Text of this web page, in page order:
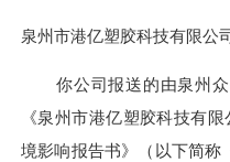
泉州市港亿塑胶科技有限公
你公司报送的由泉州
《泉州市港亿塑胶科技有限
境影响报告书》（以下简称